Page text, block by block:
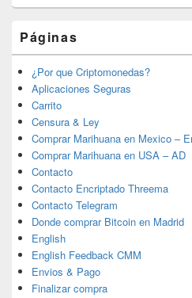
Páginas
¿Por que Criptomonedas?
Aplicaciones Seguras
Carrito
Censura & Ley
Comprar Marihuana en Mexico –
Comprar Marihuana en USA – AD
Contacto
Contacto Encriptado Threema
Contacto Telegram
Donde comprar Bitcoin en Madrid
English
English Feedback CMM
Envios & Pago
Finalizar compra